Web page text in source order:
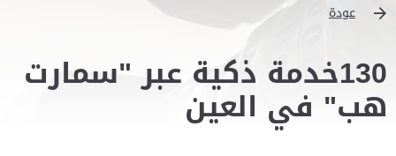
عودة
130خدمة ذكية عبر "سمارت
هب" في العين